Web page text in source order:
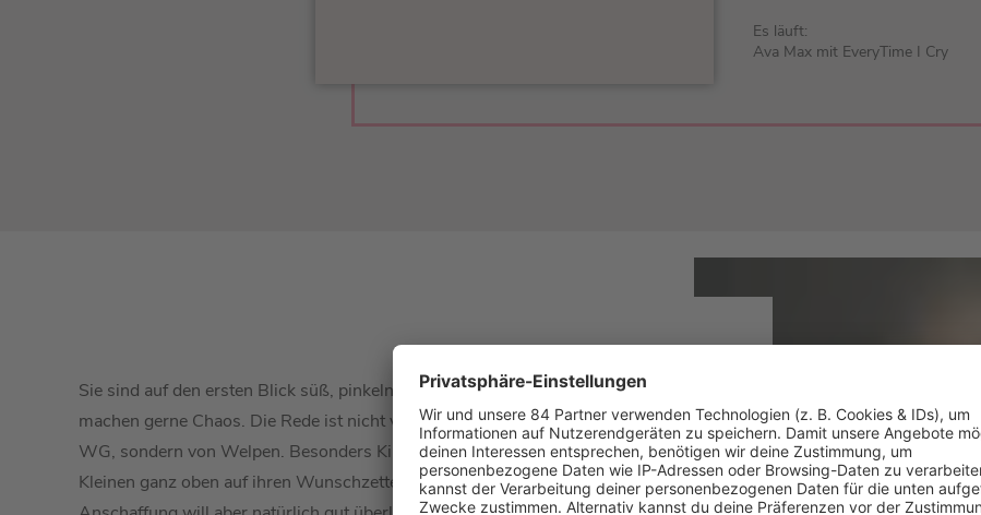
Es läuft:
Ava Max mit EveryTime I Cry
Sie sind auf den ersten Blick süß, pinkeln nicht dorthin, wo sie sollen und
machen gerne Chaos. Die Rede ist nicht von einer durchschnittlichen Männer-
WG, sondern von Welpen. Besonders Kinderaugen leuchten groß, wenn die
Kleinen ganz oben auf ihren Wunschzettel "Hund" schreiben. So eine